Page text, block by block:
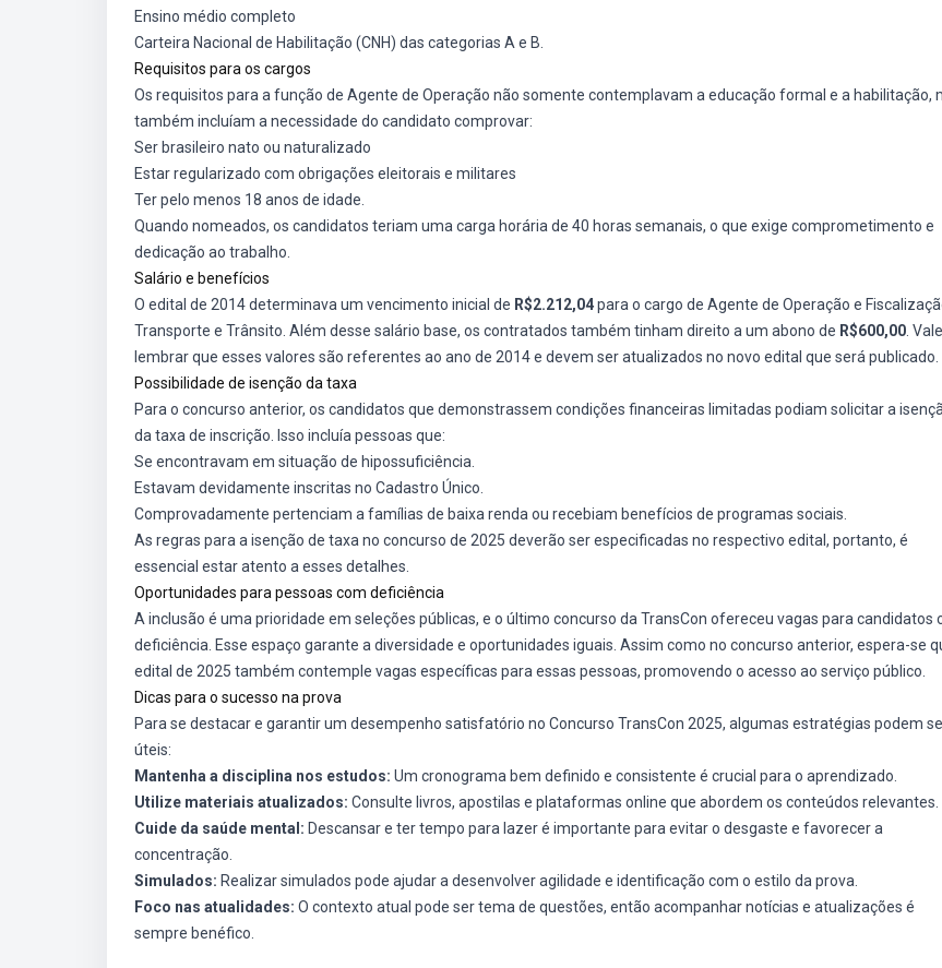
Ensino médio completo
Carteira Nacional de Habilitação (CNH) das categorias A e B.
Requisitos para os cargos
Os requisitos para a função de Agente de Operação não somente contemplavam a educação formal e a habilitação,
também incluíam a necessidade do candidato comprovar:
Ser brasileiro nato ou naturalizado
Estar regularizado com obrigações eleitorais e militares
Ter pelo menos 18 anos de idade.
Quando nomeados, os candidatos teriam uma carga horária de 40 horas semanais, o que exige comprometimento e
dedicação ao trabalho.
Salário e benefícios
O edital de 2014 determinava um vencimento inicial de R$2.212,04para o cargo de Agente de Operação e
Transporte e Trânsito. Além desse salário base, os contratados também tinham direito a um abono de R$600,00 . Vale
lembrar que esses valores são referentes ao ano de 2014 e devem ser atualizados no novo edital que será publicado.
Possibilidade de isenção da taxa
Para o concurso anterior, os candidatos que demonstrassem condições financeiras limitadas podiam solicitar a
da taxa de inscrição. Isso incluía pessoas que:
Se encontravam em situação de hipossuficiência.
Estavam devidamente inscritas no Cadastro Único.
Comprovadamente pertenciam a famílias de baixa renda ou recebiam benefícios de programas sociais.
As regras para a isenção de taxa no concurso de 2025 deverão ser especificadas no respectivo edital, portanto, é
essencial estar atento a esses detalhes.
Oportunidades para pessoas com deficiência
A inclusão é uma prioridade em seleções públicas, e o último concurso da TransCon ofereceu vagas para candidatos
deficiência. Esse espaço garante a diversidade e oportunidades iguais. Assim como no concurso anterior, espera-se
edital de 2025 também contemple vagas específicas para essas pessoas, promovendo o acesso ao serviço público.
Dicas para o sucesso na prova
Para se destacar e garantir um desempenho satisfatório no Concurso TransCon 2025, algumas estratégias podem
úteis:
Mantenha a disciplina nos estudos: Um cronograma bem definido e consistente é crucial para o aprendizado.
Utilize materiais atualizados: Consulte livros, apostilas e plataformas online que abordem os conteúdos relevantes.
Cuide da saúde mental: Descansar e ter tempo para lazer é importante para evitar o desgaste e favorecer a
concentração.
Simulados: Realizar simulados pode ajudar a desenvolver agilidade e identificação com o estilo da prova.
Foco nas atualidades: O contexto atual pode ser tema de questões, então acompanhar notícias e atualizações é
sempre benéfico.